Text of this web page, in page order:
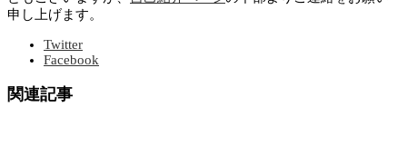
申し上げます。
Twitter
Facebook
関連記事